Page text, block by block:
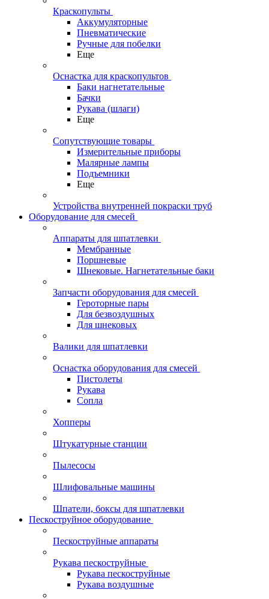
Краскопульты
Аккумуляторные
Пневматические
Ручные для побелки
Еще
Оснастка для краскопультов
Баки нагнетательные
Бачки
Рукава (шлаги)
Еще
Сопутствующие товары
Измерительные приборы
Малярные лампы
Подъемники
Еще
Устройства внутренней покраски труб
Оборудование для смесей
Аппараты для шпатлевки
Мембранные
Поршневые
Шнековые. Нагнетательные баки
Запчасти оборудования для смесей
Героторные пары
Для безвоздушных
Для шнековых
Валики для шпатлевки
Оснастка оборудования для смесей
Пистолеты
Рукава
Сопла
Хопперы
Штукатурные станции
Пылесосы
Шлифовальные машины
Шпатели, боксы для шпатлевки
Пескоструйное оборудование
Пескоструйные аппараты
Рукава пескоструйные
Рукава пескоструйные
Рукава воздушные